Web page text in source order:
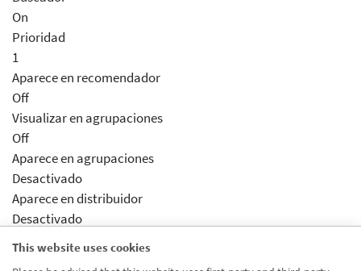
This website uses cookies
On
Prioridad
1
Aparece en recomendador
Off
Visualizar en agrupaciones
Off
Aparece en agrupaciones
Desactivado
Aparece en distribuidor
Desactivado
Producto venta cruzada